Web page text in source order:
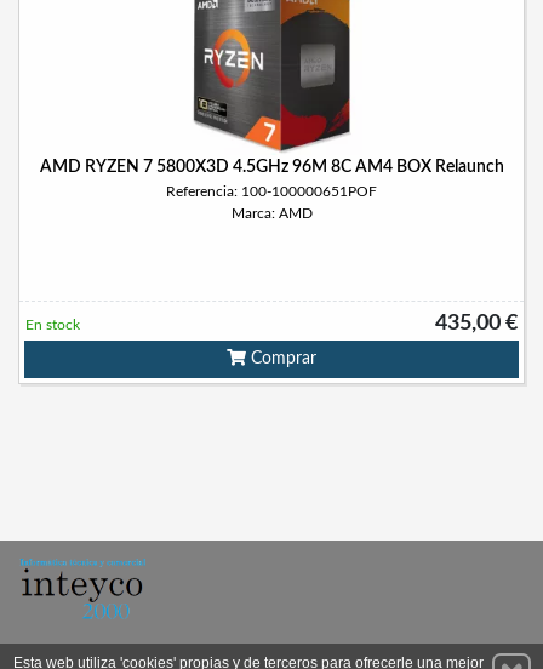
AMD RYZEN 7 5800X3D 4.5GHz 96M 8C AM4 BOX Relaunch
Referencia: 100-100000651POF
Marca: AMD
435,00 €
En stock
Comprar
Esta web utiliza 'cookies' propias y de terceros para ofrecerle una mejor